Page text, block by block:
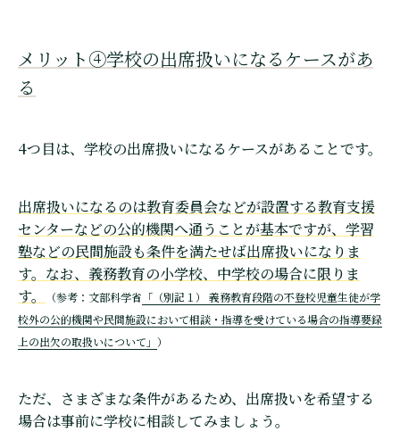
メリット④学校の出席扱いになるケースがあ
る
4つ目は、学校の出席扱いになるケースがあることです。
出席扱いになるのは教育委員会などが設置する教育支援
センターなどの公的機関へ通うことが基本ですが、学習
塾などの民間施設も条件を満たせば出席扱いになりま
す。なお、義務教育の小学校、中学校の場合に限りま
す。
（参考：文部科学省 「（別記１） 義務教育段階の不登校児童生徒が学
校外の公的機関や民間施設において相談・指導を受けている場合の指導要録
上の出欠の取扱いについて」 ）
ただ、さまざまな条件があるため、出席扱いを希望する
場合は事前に学校に相談してみましょう。